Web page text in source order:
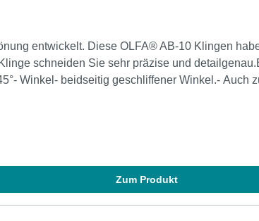
entwickelt. Diese OLFA® AB-10 Klingen
schneiden Sie sehr präzise und
Zum Produkt